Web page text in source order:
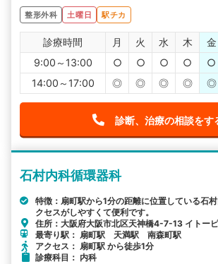
整形外科 土曜日 駅チカ
診療時間 月 火 水 木 金
9:00～13:00
○ ○ ○ ○ ○
14:00～17:00
◎ ◎ ◎ ◎ ◎
診断、治療の相談をす
石村内科循環器科
特徴：扇町駅から1分の距離に位置している石
クセスがしやすくて便利です。
住所：大阪府大阪市北区天神橋4-7-13 イトー
最寄り駅： 扇町駅 天満駅 南森町駅
アクセス： 扇町駅 から徒歩1分
診療科目： 内科